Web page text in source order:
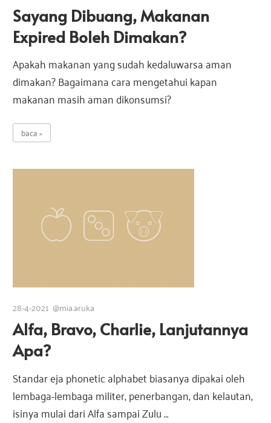
Sayang Dibuang, Makanan
Expired Boleh Dimakan?
Apakah makanan yang sudah kedaluwarsa aman
dimakan? Bagaimana cara mengetahui kapan
makanan masih aman dikonsumsi?
baca
28-4-2021 @mia.aruka
Alfa, Bravo, Charlie, Lanjutannya
Apa?
Standar eja phonetic alphabet biasanya dipakai oleh
lembaga-lembaga militer, penerbangan, dan kelautan,
isinya mulai dari Alfa sampai Zulu …